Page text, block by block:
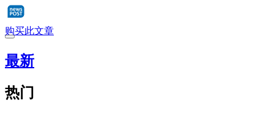
购买此文章
最新
热门